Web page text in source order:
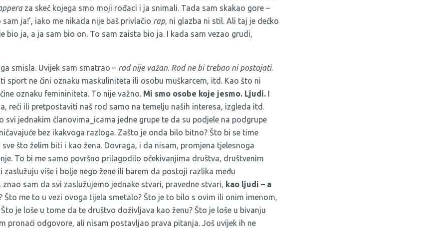
za skeč kojega smo moji rođaci i ja snimali. Tada sam skakao gore –
ja!’, iako me nikada nije baš privlačio rap, ni glazba ni stil. Ali taj je dečko
bio ja, a ja sam bio on. To sam zaista bio ja. I kada sam vezao grudi,
smisla. Uvijek sam smatrao – rod nije važan. Rod ne bi trebao ni postojati.
sport ne čini oznaku maskuliniteta ili osobu muškarcem, itd. Kao što ni
oznaku femininiteta. To nije važno. Mi smo osobe koje jesmo. Ljudi. I
reći ili pretpostaviti naš rod samo na temelju naših interesa, izgleda itd.
svi jednakim članovima_icama jedne grupe te da su podjele na podgrupe
bez ikakvoga razloga. Zašto je onda bilo bitno? Što bi se time
što želim biti i kao žena. Dovraga, i da nisam, promjena tjelesnoga
To bi me samo površno prilagodilo očekivanjima društva, društvenim
više i bolje nego žene ili barem da postoji razlika među
znao sam da svi zaslužujemo jednake stvari, pravedne stvari, kao ljudi – a
Što me to u vezi ovoga tijela smetalo? Što je to bilo s ovim ili onim imenom,
je loše u tome da te društvo doživljava kao ženu? Što je loše u bivanju
pronaći odgovore, ali nisam postavljao prava pitanja. Još uvijek ih ne